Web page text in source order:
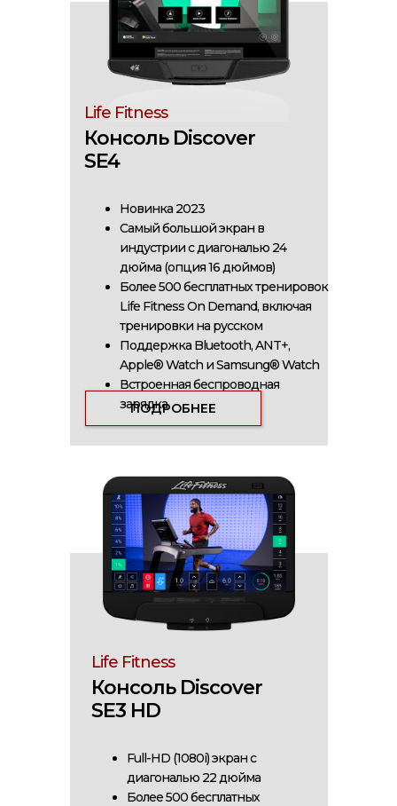
Life Fitness
Консоль Discover
SE4
Новинка 2023
Самый большой экран в
индустрии с диагональю 24
дюйма (опция 16 дюймов)
Более 500 бесплатных тренировок
Life Fitness On Demand, включая
тренировки на русском
Поддержка Bluetooth, ANT+,
Apple® Watch и Samsung® Watch
Встроенная беспроводная
зарядка
ПОДРОБНЕЕ
Life Fitness
Консоль Discover
SE3 HD
Full-HD (1080i) экран с
диагональю 22 дюйма
Более 500 бесплатных
ВЕЛОТРЕНАЖЕРОВ SYMBIO